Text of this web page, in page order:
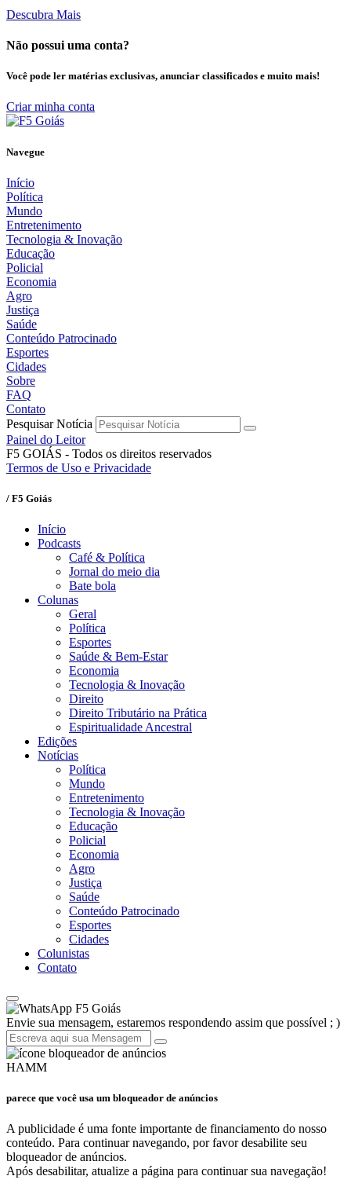
Descubra Mais
Não possui uma conta?
Você pode ler matérias exclusivas, anunciar classificados e muito mais!
Criar minha conta
Navegue
Início
Política
Mundo
Entretenimento
Tecnologia & Inovação
Educação
Policial
Economia
Agro
Justiça
Saúde
Conteúdo Patrocinado
Esportes
Cidades
Sobre
FAQ
Contato
Pesquisar Notícia
Painel do Leitor
F5 GOIÁS - Todos os direitos reservados
Termos de Uso e Privacidade
/ F5 Goiás
Início
Podcasts
Café & Política
Jornal do meio dia
Bate bola
Colunas
Geral
Política
Esportes
Saúde & Bem-Estar
Economia
Tecnologia & Inovação
Direito
Direito Tributário na Prática
Espiritualidade Ancestral
Edições
Notícias
Política
Mundo
Entretenimento
Tecnologia & Inovação
Educação
Policial
Economia
Agro
Justiça
Saúde
Conteúdo Patrocinado
Esportes
Cidades
Colunistas
Contato
F5 Goiás
Envie sua mensagem, estaremos respondendo assim que possível ; )
HAMM
parece que você usa um bloqueador de anúncios
A publicidade é uma fonte importante de financiamento do nosso
conteúdo. Para continuar navegando, por favor desabilite seu
bloqueador de anúncios.
Após desabilitar, atualize a página para continuar sua navegação!